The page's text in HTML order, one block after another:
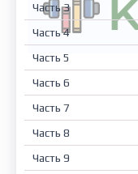
Часть 3
Часть 4
Часть 5
Часть 6
Часть 7
Часть 8
Часть 9